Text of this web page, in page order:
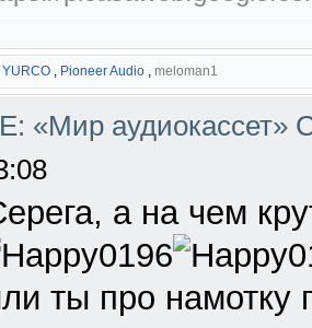
YURCO , Pioneer Audio , meloman1
«Мир аудиокассет»
а на чем
ты про намотку